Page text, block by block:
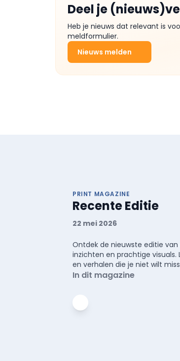
Deel je
Heb je nieuws dat relevant is
meldformulier.
Nieuws melden
PRINT MAGAZINE
Recente Editie
22 mei 2026
Ontdek de nieuwste editie
inzichten en prachtige
en verhalen die je niet wilt
In dit magazine